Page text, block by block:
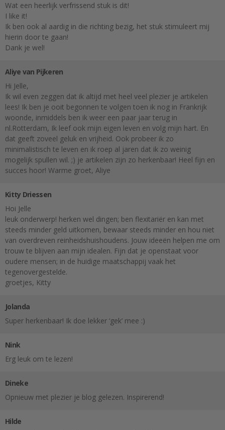
Wat een heerlijk verfrissend stuk is dit!
I like it!
Ik ben ook al aardig in die richting bezig, het stuk stimuleert mij
hierin door te gaan!
Dank je wel!
Aliye van Pijkeren
Hi Jelle,
Ik wil even zeggen dat ik altijd met heel veel plezier je artikelen
lees! Ik ben je ooit begonnen te volgen toen ik nog in Frankrijk
woonde, inmiddels ben ik weer een paar jaar terug in
nl.Rotterdam, Ik leef ook mijn eigen leven en volg mijn hart. En
dat geeft zoveel geluk en vrijheid. Ook probeer ik zo
minimalistisch te leven en ik roep al jaren dat ik zo weinig
mogelijk spullen wil. ;) je artikelen zijn zo herkenbaar! Heel fijn en
succes hoor! Warme groet, Aliye
Kitty Driessen
Hoi Jelle
leuk onderwerp! herken wel dingen; ben flexitariër en kan met
steeds minder geld uitkomen, bewaar steeds minder en hou niet
van overdreven reinheidshuishoudens. Jouw ideeën helpen me om
trouw te blijven aan mijn idealen. Fijn dat je openstaat voor
oudere mensen; in de huidige maatschappij vaak het
tegenovergestelde.
groetjes, Kitty
Jolanda
Super herkenbaar! Ik doe lekker ‘gek’ mee :)
Nink
Erg leuk om te lezen!
Dineke
Opnieuw met plezier je blog gelezen. Inspirerend!
Hilde